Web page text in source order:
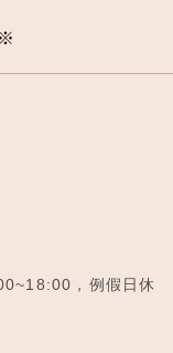
※
，例假日休